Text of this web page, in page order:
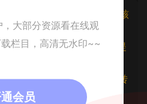
学习，请勿批量搬运，一经核
，若侵犯了您的权益可以提
14126.html
，转
大部分资源看在线观
栏目，高清无水印~~
会员